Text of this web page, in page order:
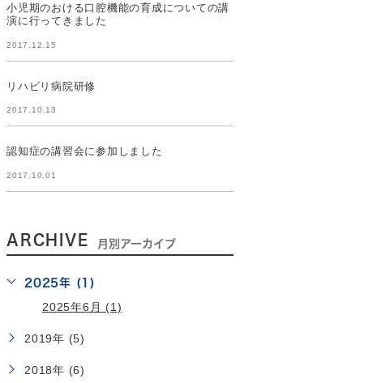
小児期のおける口腔機能の育成についての講
演に行ってきました
2017.12.15
リハビリ病院研修
2017.10.13
認知症の講習会に参加しました
2017.10.01
ARCHIVE 月別アーカイブ
2025年 (1)
2025年6月 (1)
2019年 (5)
2018年 (6)